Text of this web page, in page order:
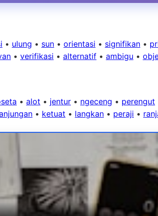
• ulung • sun • orientasi • signifikan •
• verifikasi • alternatif • ambigu •
• alot • jentur • ngeceng • perengut
• ketuat • langkan • peraji •